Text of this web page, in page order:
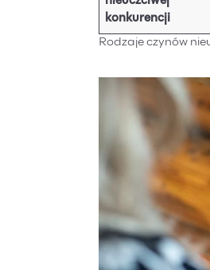
konkurencji
Rodzaje czynów